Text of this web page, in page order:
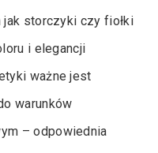
storczyki czy fiołki
i elegancji
ważne jest
warunków
– odpowiednia